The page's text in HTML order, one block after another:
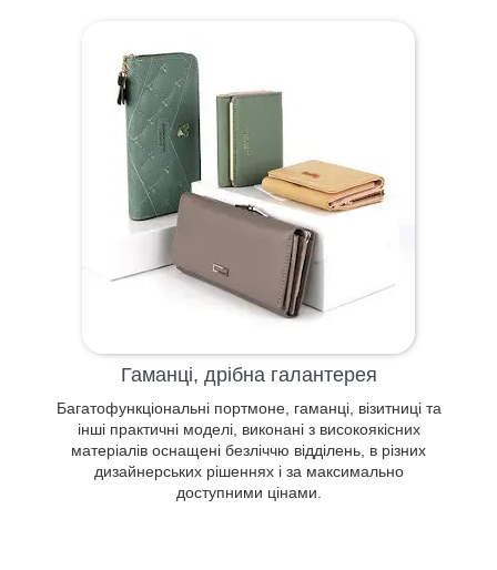
Гаманці, дрібна галантерея
Багатофункціональні портмоне, гаманці, візитниці та
інші практичні моделі, виконані з високоякісних
матеріалів оснащені безліччю відділень, в різних
дизайнерських рішеннях і за максимально
доступними цінами.